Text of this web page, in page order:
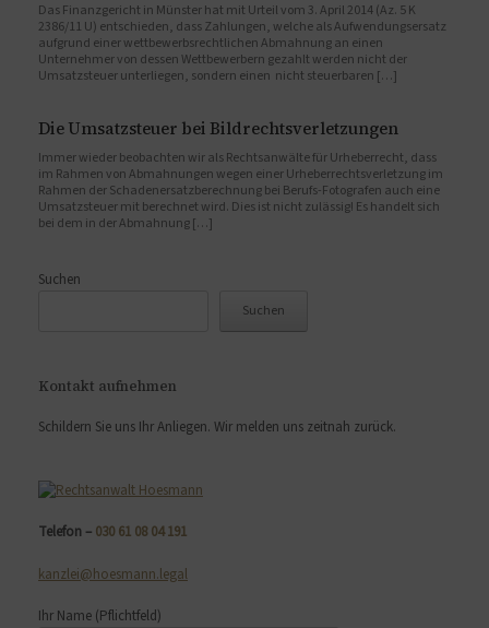
Das Finanzgericht in Münster hat mit Urteil vom 3. April 2014 (Az. 5 K
2386/11 U) entschieden, dass Zahlungen, welche als Aufwendungsersatz
aufgrund einer wettbewerbsrechtlichen Abmahnung an einen
Unternehmer von dessen Wettbewerbern gezahlt werden nicht der
Umsatzsteuer unterliegen, sondern einen nicht steuerbaren […]
Die Umsatzsteuer bei Bildrechtsverletzungen
Immer wieder beobachten wir als Rechtsanwälte für Urheberrecht, dass
im Rahmen von Abmahnungen wegen einer Urheberrechtsverletzung im
Rahmen der Schadenersatzberechnung bei Berufs-Fotografen auch eine
Umsatzsteuer mit berechnet wird. Dies ist nicht zulässig! Es handelt sich
bei dem in der Abmahnung […]
Suchen
Suchen
Kontakt aufnehmen
Schildern Sie uns Ihr Anliegen. Wir melden uns zeitnah zurück.
Telefon – 030 61 08 04 191
kanzlei@hoesmann.legal
Ihr Name (Pflichtfeld)